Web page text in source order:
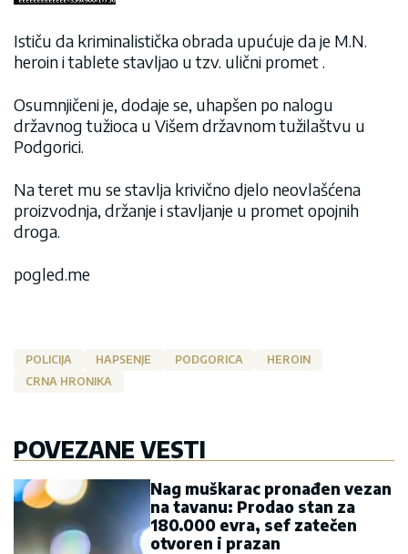
Ističu da kriminalistička obrada upućuje da je M.N.
heroin i tablete stavljao u tzv. ulični promet .
Osumnjičeni je, dodaje se, uhapšen po nalogu
državnog tužioca u Višem državnom tužilaštvu u
Podgorici.
Na teret mu se stavlja krivično djelo neovlašćena
proizvodnja, držanje i stavljanje u promet opojnih
droga.
pogled.me
POLICIJA HAPSENJE PODGORICA
HEROIN
CRNA HRONIKA
POVEZANE VESTI
Nag muškarac pronađen vezan
na tavanu: Prodao stan za
180.000 evra, sef zatečen
otvoren i prazan